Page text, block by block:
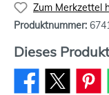
Zum Merkzettel
Produktnummer:
Dieses